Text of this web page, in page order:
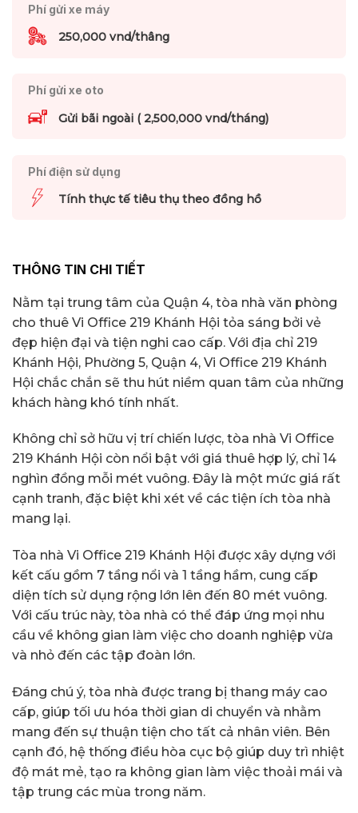
Phí gửi xe máy
250,000 vnd/thâng
Phí gửi xe oto
Gửi bãi ngoài ( 2,500,000 vnd/tháng)
Phí điện sử dụng
Tính thực tế tiêu thụ theo đồng hồ
THÔNG TIN CHI TIẾT
Nằm tại trung tâm của Quận 4, tòa nhà văn phòng
cho thuê Vi Office 219 Khánh Hội tỏa sáng bởi vẻ
đẹp hiện đại và tiện nghi cao cấp. Với địa chỉ 219
Khánh Hội, Phường 5, Quận 4, Vi Office 219 Khánh
Hội chắc chắn sẽ thu hút niềm quan tâm của những
khách hàng khó tính nhất.
Không chỉ sở hữu vị trí chiến lược, tòa nhà Vi Office
219 Khánh Hội còn nổi bật với giá thuê hợp lý, chỉ 14
nghìn đồng mỗi mét vuông. Đây là một mức giá rất
cạnh tranh, đặc biệt khi xét về các tiện ích tòa nhà
mang lại.
Tòa nhà Vi Office 219 Khánh Hội được xây dựng với
kết cấu gồm 7 tầng nổi và 1 tầng hầm, cung cấp
diện tích sử dụng rộng lớn lên đến 80 mét vuông.
Với cấu trúc này, tòa nhà có thể đáp ứng mọi nhu
cầu về không gian làm việc cho doanh nghiệp vừa
và nhỏ đến các tập đoàn lớn.
Đáng chú ý, tòa nhà được trang bị thang máy cao
cấp, giúp tối ưu hóa thời gian di chuyển và nhằm
mang đến sự thuận tiện cho tất cả nhân viên. Bên
cạnh đó, hệ thống điều hòa cục bộ giúp duy trì nhiệt
độ mát mẻ, tạo ra không gian làm việc thoải mái và
tập trung các mùa trong năm.